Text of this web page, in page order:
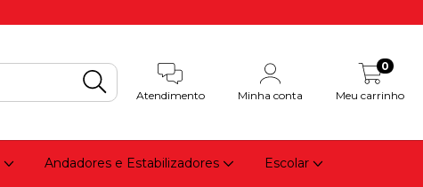
Atendimento Minha conta Meu carrinho
0
Andadores e Estabilizadores Escolar